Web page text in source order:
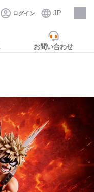
ログイン JP
採用情報
お問い合わせ